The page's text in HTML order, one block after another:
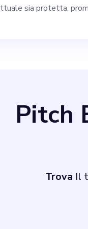
e
sia protetta,
Pitch
Trova Il